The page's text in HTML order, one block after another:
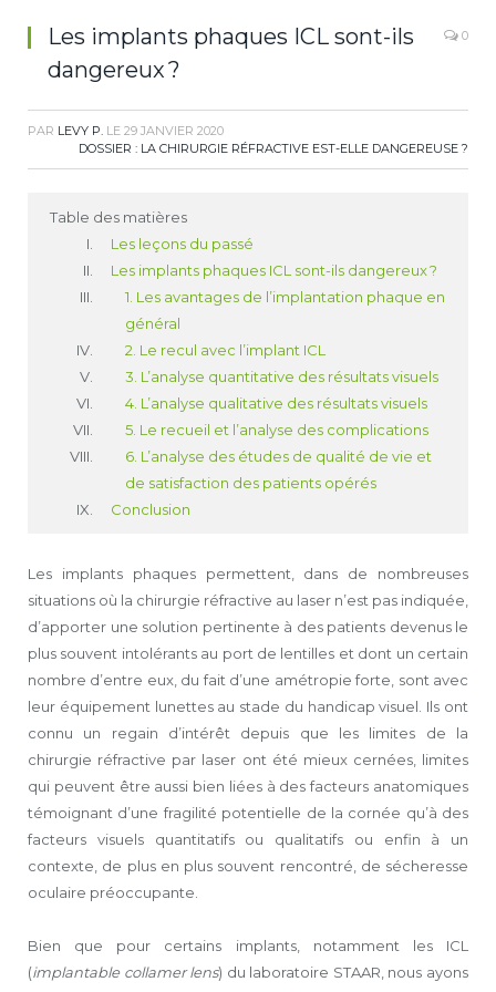
Les implants phaques ICL sont-ils
dangereux ?
0
PAR LEVY P. LE 29 JANVIER 2020
DOSSIER : LA CHIRURGIE RÉFRACTIVE EST-ELLE DANGEREUSE ?
Table des matières
Les leçons du passé
Les implants phaques ICL sont-ils dangereux ?
1. Les avantages de l’implantation phaque en
général
2. Le recul avec l’implant ICL
3. L’analyse quantitative des résultats visuels
4. L’analyse qualitative des résultats visuels
5. Le recueil et l’analyse des complications
6. L’analyse des études de qualité de vie et
de satisfaction des patients opérés
Conclusion
Les implants phaques permettent, dans de nombreuses
situations où la chirurgie réfractive au laser n’est pas indiquée,
d’apporter une solution pertinente à des patients devenus le
plus souvent intolérants au port de lentilles et dont un certain
nombre d’entre eux, du fait d’une amétropie forte, sont avec
leur équipement lunettes au stade du handicap visuel. Ils ont
connu un regain d’intérêt depuis que les limites de la
chirurgie réfractive par laser ont été mieux cernées, limites
qui peuvent être aussi bien liées à des facteurs anatomiques
témoignant d’une fragilité potentielle de la cornée qu’à des
facteurs visuels quantitatifs ou quali­tatifs ou enfin à un
contexte, de plus en plus souvent rencontré, de sécheresse
oculaire préoccupante.
Bien que pour certains implants, notamment les ICL
(implantable collamer lens) du laboratoire STAAR, nous ayons